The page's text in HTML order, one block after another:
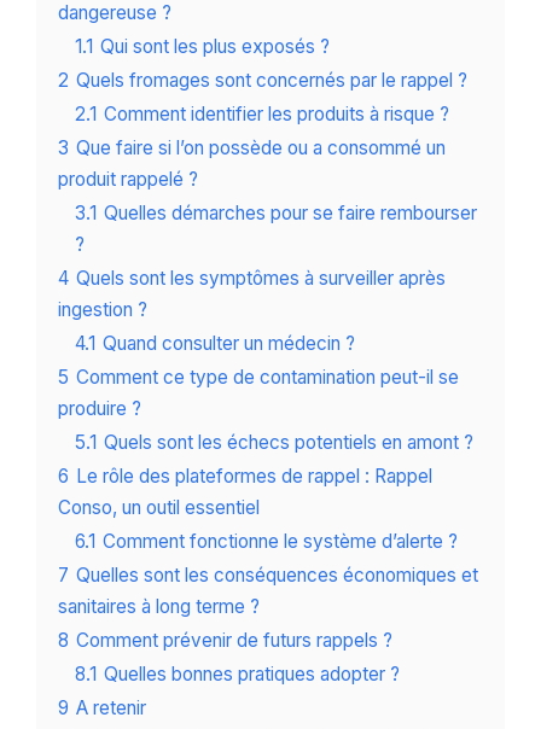
dangereuse ?
1.1 Qui sont les plus exposés ?
2 Quels fromages sont concernés par le rappel ?
2.1 Comment identifier les produits à risque ?
3 Que faire si l’on possède ou a consommé un
produit rappelé ?
3.1 Quelles démarches pour se faire rembourser
?
4 Quels sont les symptômes à surveiller après
ingestion ?
4.1 Quand consulter un médecin ?
5 Comment ce type de contamination peut-il se
produire ?
5.1 Quels sont les échecs potentiels en amont ?
6 Le rôle des plateformes de rappel : Rappel
Conso, un outil essentiel
6.1 Comment fonctionne le système d’alerte ?
7 Quelles sont les conséquences économiques et
sanitaires à long terme ?
8 Comment prévenir de futurs rappels ?
8.1 Quelles bonnes pratiques adopter ?
9 A retenir